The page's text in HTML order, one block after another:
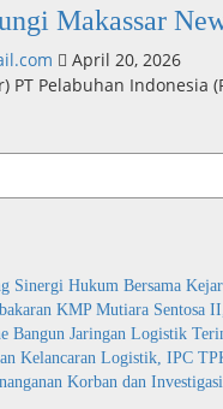
Makassar
April 20, 2026
PT Pelabuhan Indonesia
Sinergi Hukum Bersama
KMP Mutiara Sentosa
Bangun Jaringan Logistik
Kelancaran Logistik, IPC
Korban dan